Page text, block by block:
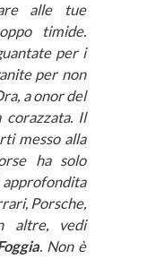
alle tue
timide.
per i
per non
a onor del
corazzata. Il
messo alla
ha solo
approfondita
Porsche,
altre, vedi
. Non è